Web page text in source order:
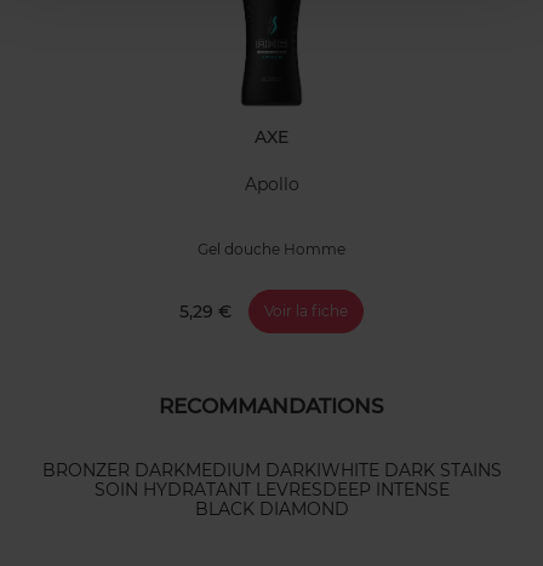
AXE
Apollo
Gel douche Homme
5,29 € Voir la fiche
RECOMMANDATIONS
BRONZER DARKMEDIUM DARKIWHITE DARK STAINS
SOIN HYDRATANT LEVRESDEEP INTENSE
BLACK DIAMOND